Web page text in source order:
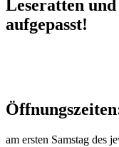
Leseratten
aufgepasst!
am ersten Samstag des